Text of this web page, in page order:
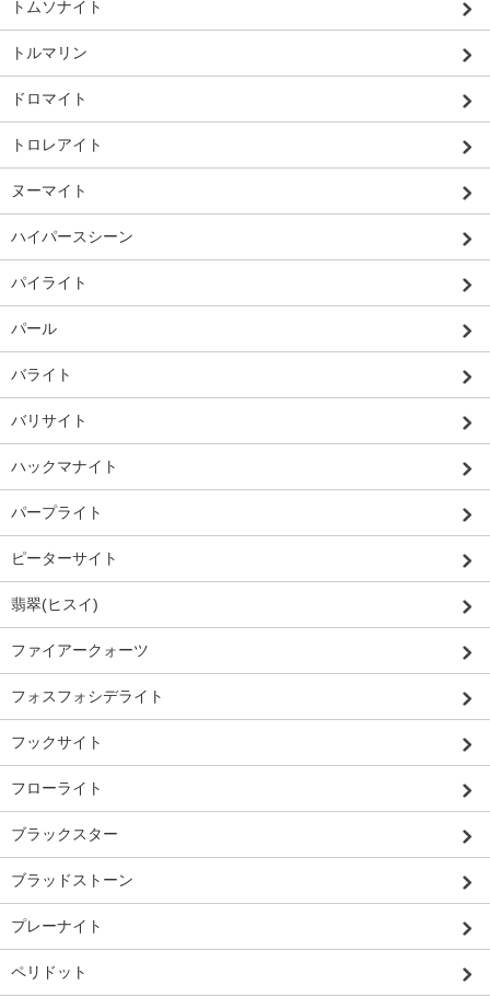
トムソナイト
トルマリン
ドロマイト
トロレアイト
ヌーマイト
ハイパースシーン
パイライト
パール
バライト
バリサイト
ハックマナイト
パープライト
ピーターサイト
翡翠(ヒスイ)
ファイアークォーツ
フォスフォシデライト
フックサイト
フローライト
ブラックスター
ブラッドストーン
プレーナイト
ペリドット